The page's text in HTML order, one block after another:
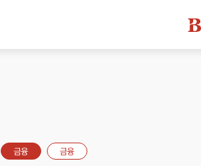
금융 금융